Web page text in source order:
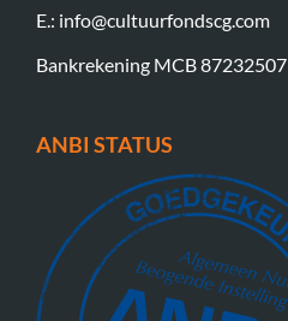
E.: info@cultuurfondscg.com
Bankrekening MCB 87232507
ANBI STATUS